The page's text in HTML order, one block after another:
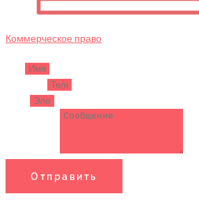
Коммерческое право
Отправить